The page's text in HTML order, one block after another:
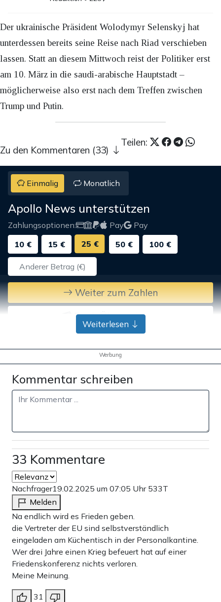
Der ukrainische Präsident Wolodymyr Selenskyj hat
unterdessen bereits seine Reise nach Riad verschieben
lassen. Statt an diesem Mittwoch reist der Politiker erst
am 10. März in die saudi-arabische Hauptstadt –
möglicherweise also erst nach dem Treffen zwischen
Trump und Putin.
Teilen:
Zu den Kommentaren (33)
Einmalig Monatlich
Apollo News unterstützen
Zahlungsoptionen: Pay
Pay
10 €
15 € 25 € 50 € 100 €
Weiter zum Zahlen
Bank-Überweisung
Weiterlesen
Werbung
Kommentar schreiben
33 Kommentare
Nachfrager19.02.2025 um 07:05 Uhr 533T
Melden
Na endlich wird es Frieden geben.
die Vertreter der EU sind selbstverständlich
eingeladen am Küchentisch in der Personalkantine.
Wer drei Jahre einen Krieg befeuert hat auf einer
Friedenskonferenz nichts verloren.
Meine Meinung.
31